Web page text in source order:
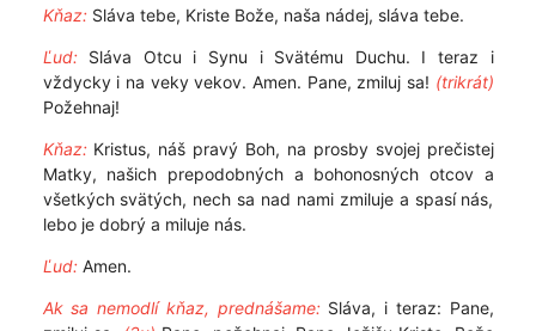
Kňaz:Sláva tebe, Kriste Bože, naša nádej, sláva tebe.
Ľud:Sláva Otcu i Synu i Svätému Duchu. I teraz i
vždycky i na veky vekov. Amen. Pane, zmiluj sa! (trikrát)
Požehnaj!
Kňaz:Kristus, náš pravý Boh, na prosby svojej prečistej
Matky, našich prepodobných a bohonosných otcov a
všetkých svätých, nech sa nad nami zmiluje a spasí nás,
lebo je dobrý a miluje nás.
Ľud:Amen.
Ak sa nemodlí kňaz, prednášame:Sláva, i teraz: Pane,